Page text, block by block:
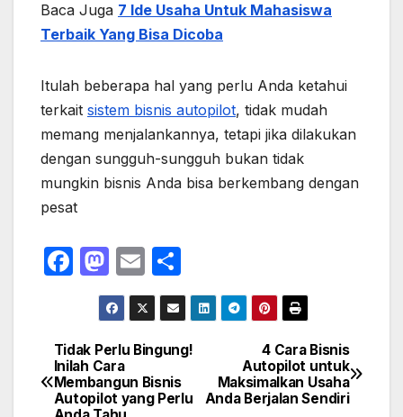
Baca Juga 7 Ide Usaha Untuk Mahasiswa
Terbaik Yang Bisa Dicoba
Itulah beberapa hal yang perlu Anda ketahui
terkait sistem bisnis autopilot, tidak mudah
memang menjalankannya, tetapi jika dilakukan
dengan sungguh-sungguh bukan tidak
mungkin bisnis Anda bisa berkembang dengan
pesat
F
e
b
o
M
a
st
o
d
o
E
m
ail
h
ar
e
Navigasi
pos
4 Cara Bisnis
Autopilot untuk
Maksimalkan Usaha
Anda Berjalan Sendiri
Tidak Perlu Bingung!
Inilah Cara
Membangun Bisnis
Autopilot yang Perlu